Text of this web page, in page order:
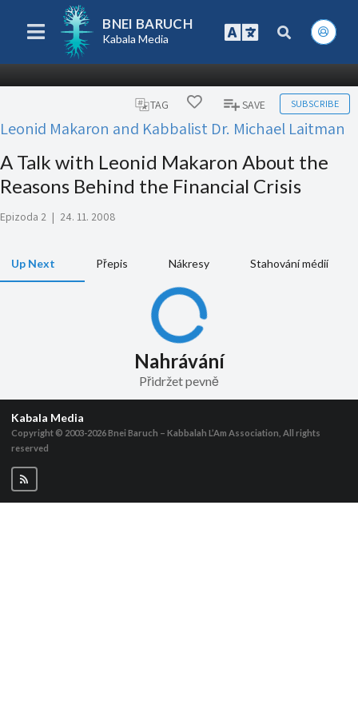
BNEI BARUCH
Kabala Media
TAG SAVE SUBSCRIBE
Leonid Makaron and Kabbalist Dr. Michael Laitman
A Talk with Leonid Makaron About the
Reasons Behind the Financial Crisis
Epizoda 2 | 24. 11. 2008
Up Next Přepis Nákresy Stahování médií
Nahrávání
Přidržet pevně
Kabala Media
Copyright © 2003-2026Bnei Baruch – Kabbalah L’Am Association, All rights
reserved